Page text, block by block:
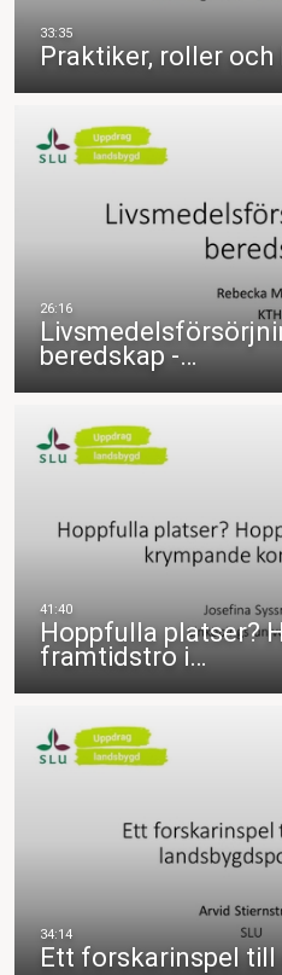
Praktiker, roller
beredskap -…
Hoppfulla platser?
framtidstro i…
Ett forskarinspel till